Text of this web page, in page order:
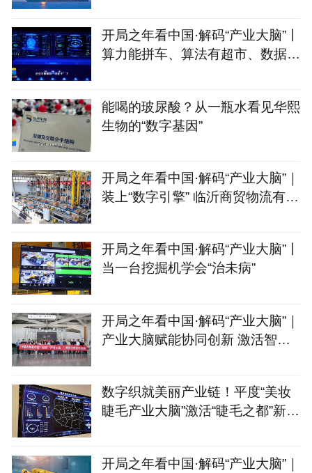
开局之年看中国·解码“产业大脑”丨
算力能拼车、算法有超市、数据不
能喝的玻尿酸？从一瓶水看见华熙
生物的“数字基因”
开局之年看中国·解码“产业大脑”｜
装上“数字引擎” 临沂商贸物流有
开局之年看中国·解码“产业大脑”丨
当一台挖掘机学会“治未病”
开局之年看中国·解码“产业大脑”｜
产业大脑赋能协同创新 激活智能
数字织就美丽产业链！平度“美妆
睫毛产业大脑”激活“睫毛之都”新动
开局之年看中国·解码“产业大脑”｜